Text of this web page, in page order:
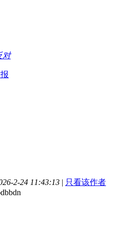
对
2-24 11:43:13 | 只看该作者